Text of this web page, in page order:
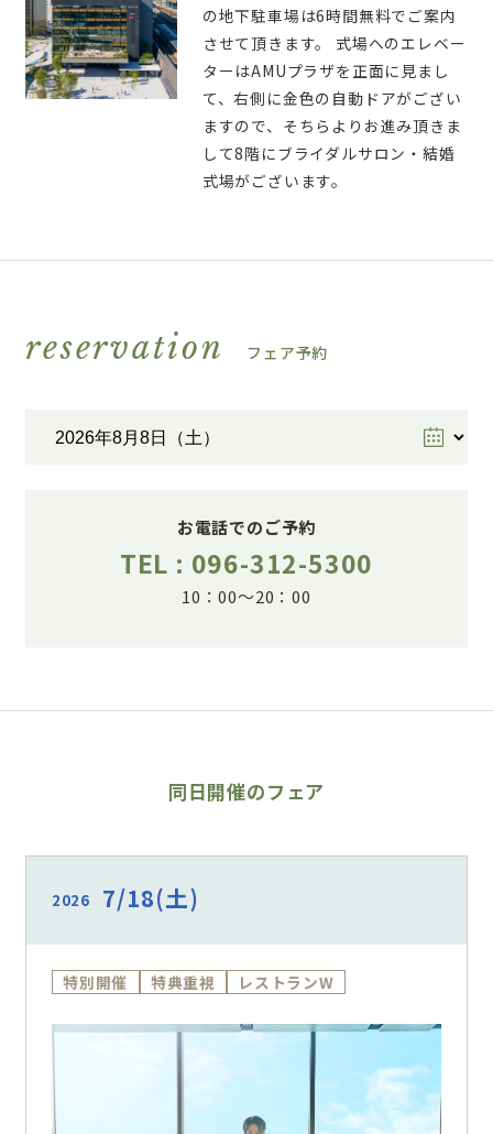
の地下駐車場は6時間無料でご案内
させて頂きます。 式場へのエレベー
ターはAMUプラザを正面に見まし
て、右側に金色の自動ドアがござい
ますので、そちらよりお進み頂きま
して8階にブライダルサロン・結婚
式場がございます。
reservation フェア予約
お電話でのご予約
TEL : 096-312-5300
10：00～20：00
同日開催のフェア
2026 7/18(土)
特別開催 特典重視 レストランW